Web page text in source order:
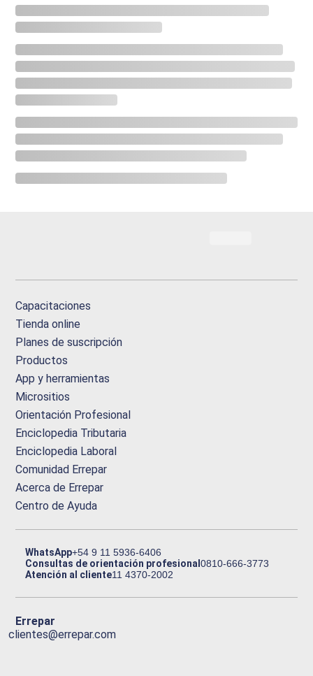
Capacitaciones
Tienda online
Planes de suscripción
Productos
App y herramientas
Micrositios
Orientación Profesional
Enciclopedia Tributaria
Enciclopedia Laboral
Comunidad Errepar
Acerca de Errepar
Centro de Ayuda
WhatsApp+54 9 11 5936-6406
Consultas de orientación profesional0810-666-3773
Atención al cliente11 4370-2002
Errepar
clientes@errepar.com